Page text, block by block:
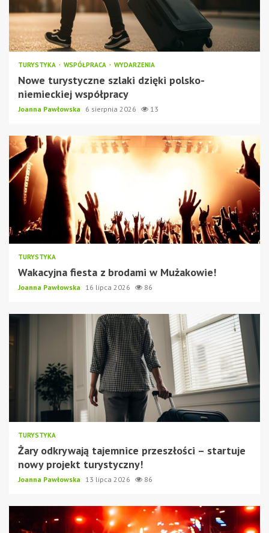
TURYSTYKA WSPÓŁPRACA WYDARZENIA
Nowe turystyczne szlaki dzięki polsko-
niemieckiej współpracy
Joanna Pawłowska 6 sierpnia 2026 13
TURYSTYKA
Wakacyjna fiesta z brodami w Mużakowie!
Joanna Pawłowska 16 lipca 2026 86
TURYSTYKA
Żary odkrywają tajemnice przeszłości – startuje
nowy projekt turystyczny!
Joanna Pawłowska 13 lipca 2026 86